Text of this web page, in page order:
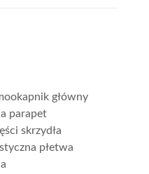
główny
parapet
skrzydła
płetwa